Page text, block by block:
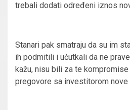
trebali dodati određeni iznos
Stanari pak smatraju da su im
ih podmitili i ućutkali da ne
kažu, nisu bili za te
pregovore sa investitorom nove